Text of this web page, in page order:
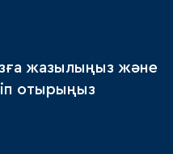
жазылыңыз және
отырыңыз